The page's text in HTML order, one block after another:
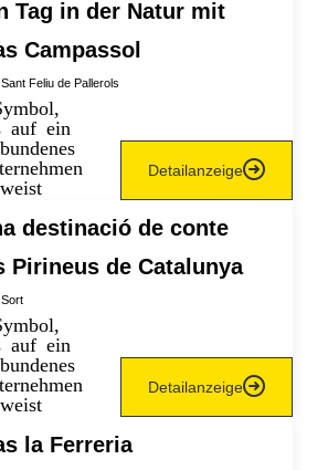
Tag in der Natur mit
Campassol
Sant Feliu de Pallerols
Detailanzeige
destinació de conte
Pirineus de Catalunya
Sort
Detailanzeige
la Ferreria